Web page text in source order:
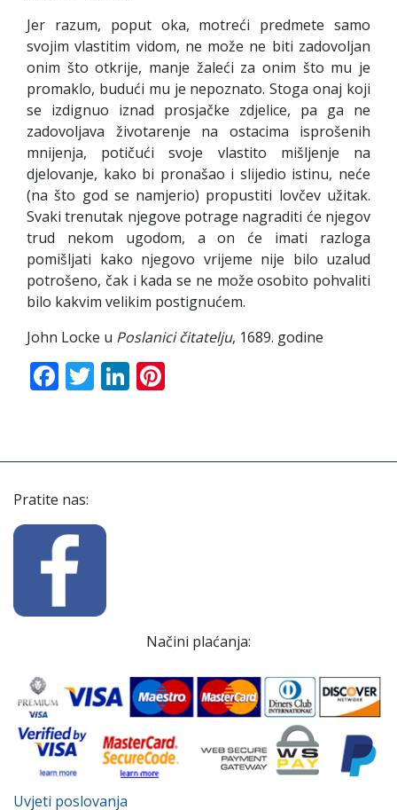
Jer razum, poput oka, motreći predmete samo
svojim vlastitim vidom, ne može ne biti zadovoljan
onim što otkrije, manje žaleći za onim što mu je
promaklo, budući mu je nepoznato. Stoga onaj koji
se izdignuo iznad prosjačke zdjelice, pa ga ne
zadovoljava životarenje na ostacima isprošenih
mnijenja, potičući svoje vlastito mišljenje na
djelovanje, kako bi pronašao i slijedio istinu, neće
(na što god se namjerio) propustiti lovčev užitak.
Svaki trenutak njegove potrage nagraditi će njegov
trud nekom ugodom, a on će imati razloga
pomišljati kako njegovo vrijeme nije bilo uzalud
potrošeno, čak i kada se ne može osobito pohvaliti
bilo kakvim velikim postignućem.
John Locke u Poslanici čitatelju, 1689. godine
Facebook
TwitterLinkedIn
Pratite nas:
Načini plaćanja:
Uvjeti poslovanja